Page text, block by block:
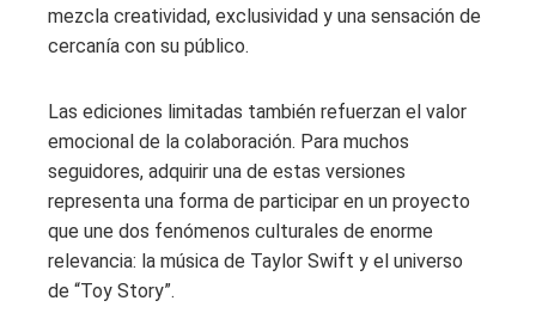
mezcla creatividad, exclusividad y una sensación de
cercanía con su público.
Las ediciones limitadas también refuerzan el valor
emocional de la colaboración. Para muchos
seguidores, adquirir una de estas versiones
representa una forma de participar en un proyecto
que une dos fenómenos culturales de enorme
relevancia: la música de Taylor Swift y el universo
de “Toy Story”.